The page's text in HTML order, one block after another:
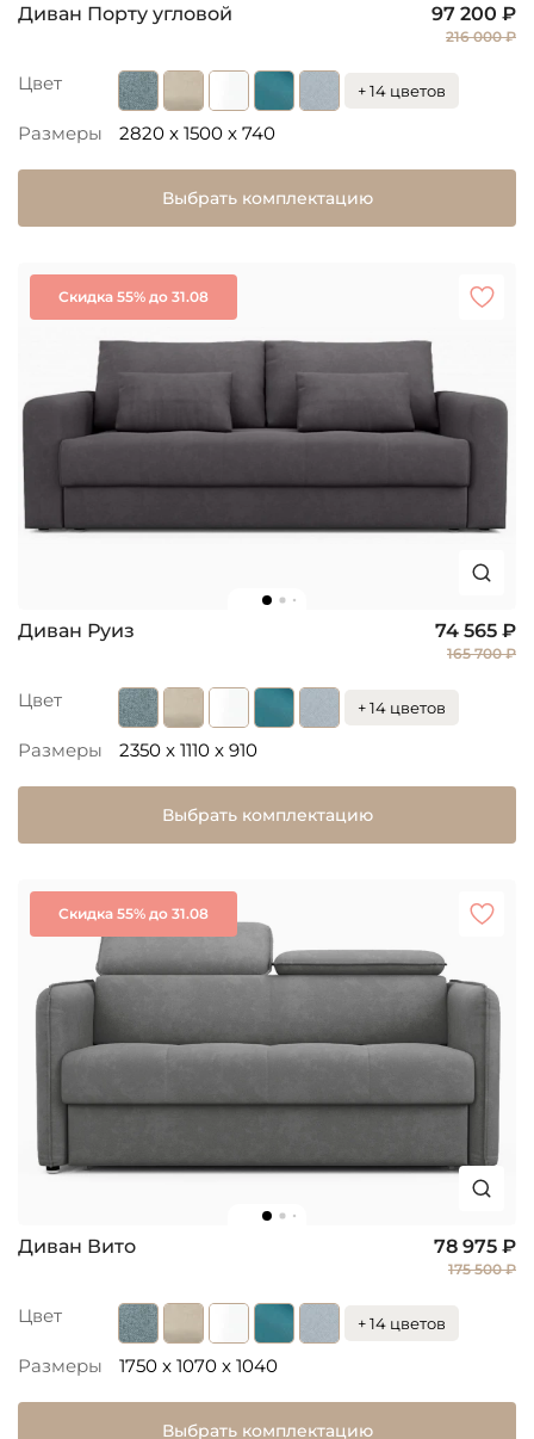
Диван Порту угловой 97 200 ₽
216 000 ₽
Цвет + 14 цветов
Размеры 2820 x 1500 x 740
Выбрать комплектацию
Скидка 55% до 31.08
Диван Руиз 74 565 ₽
165 700 ₽
Цвет + 14 цветов
Размеры 2350 x 1110 x 910
Выбрать комплектацию
Скидка 55% до 31.08
Диван Вито 78 975 ₽
175 500 ₽
Цвет + 14 цветов
Размеры 1750 x 1070 x 1040
Выбрать комплектацию